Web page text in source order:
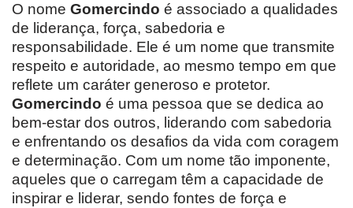
O nome Gomercindo é associado a qualidades
de liderança, força, sabedoria e
responsabilidade. Ele é um nome que transmite
respeito e autoridade, ao mesmo tempo em que
reflete um caráter generoso e protetor.
Gomercindo é uma pessoa que se dedica ao
bem-estar dos outros, liderando com sabedoria
e enfrentando os desafios da vida com coragem
e determinação. Com um nome tão imponente,
aqueles que o carregam têm a capacidade de
inspirar e liderar, sendo fontes de força e